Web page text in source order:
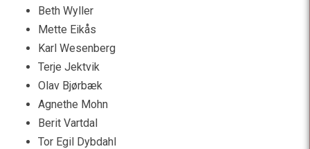
Beth Wyller
Mette Eikås
Karl Wesenberg
Terje Jektvik
Olav Bjørbæk
Agnethe Mohn
Berit Vartdal
Tor Egil Dybdahl